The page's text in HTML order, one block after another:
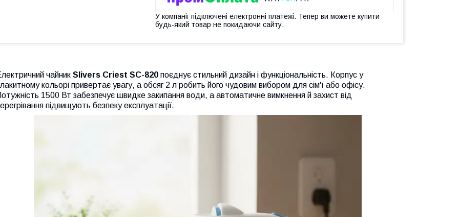
У компанії підключені електронні платежі. Тепер ви можете купити
будь-який товар не покидаючи сайту.
чайник Slivers Criest SC-820 поєднує стильний дизайн і функціональність. Корпус у
кольорі привертає увагу, а обсяг 2 л робить його чудовим вибором для сім'ї або офісу.
1500 Вт забезпечує швидке закипання води, а автоматичне вимкнення й захист від
підвищують безпеку експлуатації.